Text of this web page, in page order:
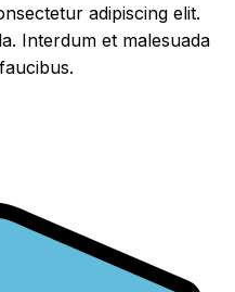
adipiscing elit.
Interdum et malesuada